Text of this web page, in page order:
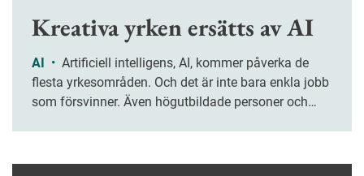
Kreativa yrken ersätts av AI
AI •
flesta yrkesområden. Och det är inte bara enkla jobb
som försvinner. Även högutbildade personer och